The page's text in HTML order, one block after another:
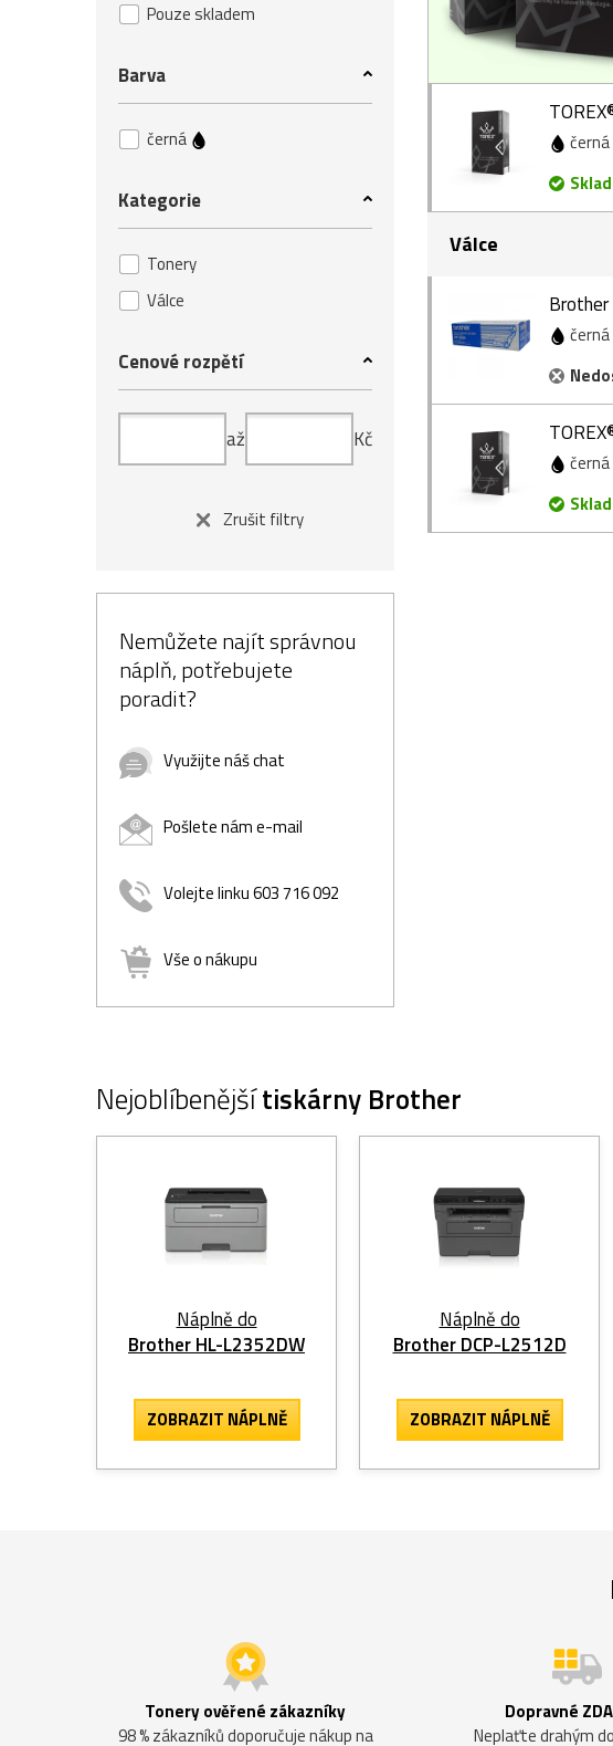
Pouze skladem
Barva
černá
Kategorie
Tonery
Válce
Cenové rozpětí
až Kč
Zrušit filtry
Nemůžete najít správnou
náplň, potřebujete
poradit?
Využijte náš chat
Pošlete nám e-mail
Volejte linku 603 716 092
Vše o nákupu
černá
Válce
černá
černá
Nejoblíbenějšítiskárny Brother
Náplně do
Brother HL-L2352DW
ZOBRAZITNÁPLNĚ
Náplně do
Brother DCP-L2512D
ZOBRAZITNÁPLNĚ
Tonery ověřené zákazníky
98 % zákazníků doporučuje nákup na
Dopravné
Neplaťte drahým